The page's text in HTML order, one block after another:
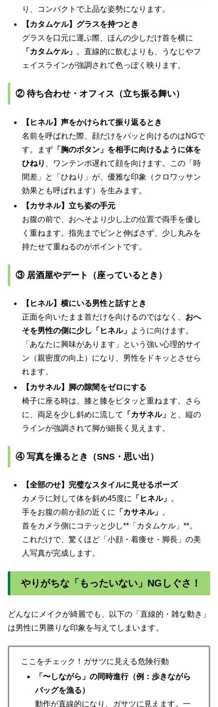
り、コンパクトで上品な姿勢になります。
【カタムケル】グラスを持つとき
グラスを口元に運ぶ際、ほんの少しだけ首を横に
「カタムケル」 。直線的に飲むよりも、うなじやフ
ェイスラインが強調されて色っぽく映ります。
② 待ち合わせ・オフィス（立ち振る舞い）
【ヒネル】声をかけられて振り返るとき
名前を呼ばれた際、顔だけをパッと向けるのはNGで
す。まず 「胸のボタン」を相手に向けるように体を
ひねり
、ワンテンポ遅れて顔を向けます。この「時
間差」と「ひねり」が、優雅な印象（クロワッサン
効果とも呼ばれます）を生みます。
【カサネル】立ち姿の手元
お腹の前で、おへそより少し上の位置で両手を優し
く重ねます。指先までピンと伸ばさず、少し丸みを
持たせて重ねるのがポイントです。
③ 居酒屋やデート（座っているとき）
【ヒネル】横にいる男性と話すとき
正面を向いたまま首だけを向けるのではなく、 おへ
そを男性の側に少し「ヒネル」 ように向けます。
「あなたに興味があります」という強い心理的サイ
ン（親密度の向上）になり、男性をドキッとさせら
れます。
【カサネル】脚の隙間をゼロにする
椅子に座る時は、膝と膝をピタッと重ねます。さら
に、両足を少し斜めに流して
「カサネル」 と、縦の
ラインが強調されて脚が細長く見えます。
④ 写真を撮るとき（SNS・思い出）
【全部のせ】完璧なスタイルに見せるポーズ
カメラに対して体を斜め45度に
「ヒネル」 。
手をお腹の前か顔の近くに
「カサネル」 。
首をカメラ側にコテッと少し**「カタムケル」**。
これだけで、驚くほど「小顔・着痩せ・脚長」の美
人写真が完成します。
やりがちな「もったいない」NGしぐさ！
どんなにメイクが綺麗でも、以下の「直線的・雑な動き」
は男性に男勝りな印象を与えてしまいます。
ここをチェック！ガサツに見える危険行動
「〜しながら」の同時進行（例：歩きながら
バッグを漁る）
動作が直線的になり、ガサツに見えます。一